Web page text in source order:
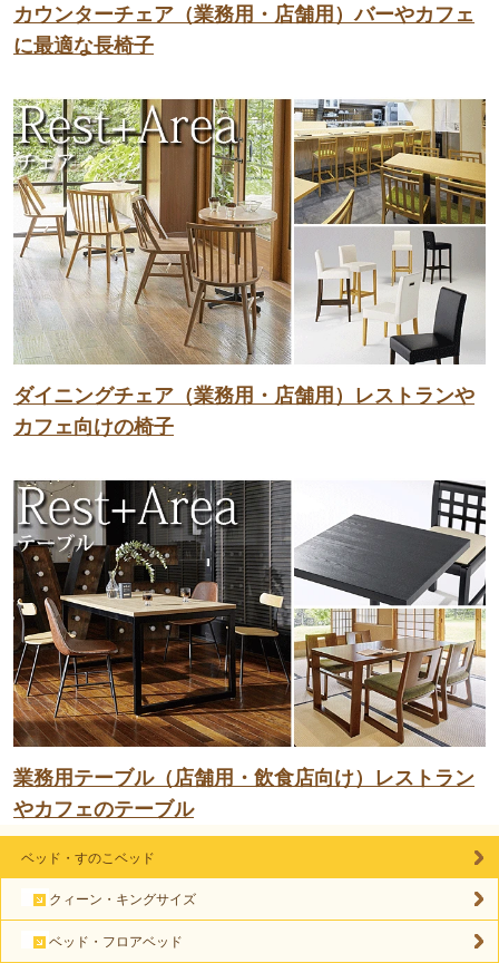
カウンターチェア（業務用・店舗用）バーやカフェ
に最適な長椅子
ダイニングチェア（業務用・店舗用）レストランや
カフェ向けの椅子
業務用テーブル（店舗用・飲食店向け）レストラン
やカフェのテーブル
ベッド・すのこベッド
クィーン・キングサイズ
ベッド・フロアベッド